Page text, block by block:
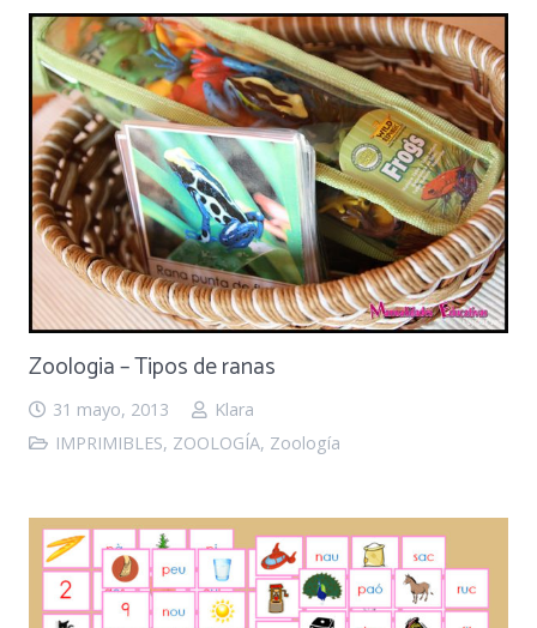
Zoologia – Tipos de ranas
31 mayo, 2013
Klara
IMPRIMIBLES, ZOOLOGÍA, Zoología